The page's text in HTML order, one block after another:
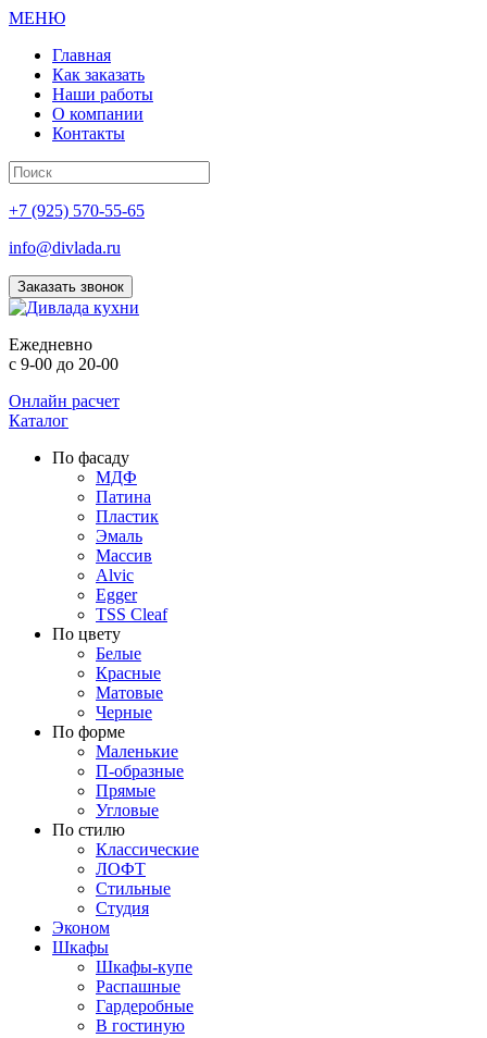
МЕНЮ
Главная
Как заказать
Наши работы
О компании
Контакты
+7 (925) 570-55-65
info@divlada.ru
Заказать звонок
Ежедневно
с 9-00 до 20-00
Онлайн расчет
Каталог
По фасаду
МДФ
Патина
Пластик
Эмаль
Массив
Alvic
Egger
TSS Cleaf
По цвету
Белые
Красные
Матовые
Черные
По форме
Маленькие
П-образные
Прямые
Угловые
По стилю
Классические
ЛОФТ
Стильные
Студия
Эконом
Шкафы
Шкафы-купе
Распашные
Гардеробные
В гостиную